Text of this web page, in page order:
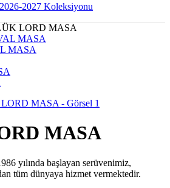
2026-2027 Koleksiyonu
LORD MASA
MASA
MASA
yılında başlayan serüvenimiz,
tüm dünyaya hizmet vermektedir.